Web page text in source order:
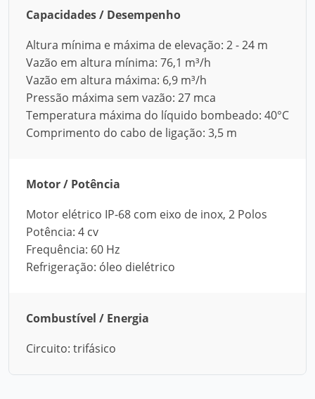
Capacidades / Desempenho
Altura mínima e máxima de elevação: 2 - 24 m
Vazão em altura mínima: 76,1 m³/h
Vazão em altura máxima: 6,9 m³/h
Pressão máxima sem vazão: 27 mca
Temperatura máxima do líquido bombeado: 40°C
Comprimento do cabo de ligação: 3,5 m
Motor / Potência
Motor elétrico IP-68 com eixo de inox, 2 Polos
Potência: 4 cv
Frequência: 60 Hz
Refrigeração: óleo dielétrico
Combustível / Energia
Circuito: trifásico